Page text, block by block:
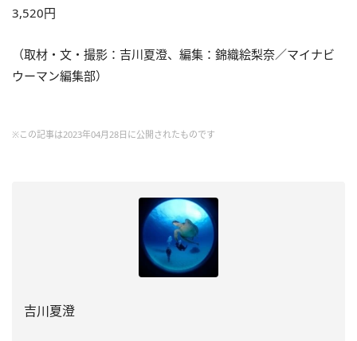
3,520円
（取材・文・撮影：吉川夏澄、編集：錦織絵梨奈／マイナビ
ウーマン編集部）
※この記事は2023年04月28日に公開されたものです
吉川夏澄